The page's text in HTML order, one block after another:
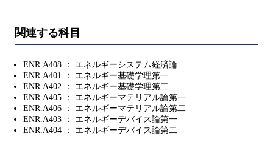
関連する科目
ENR.A408 ： エネルギーシステム経済論
ENR.A401 ： エネルギー基礎学理第一
ENR.A402 ： エネルギー基礎学理第二
ENR.A405 ： エネルギーマテリアル論第一
ENR.A406 ： エネルギーマテリアル論第二
ENR.A403 ： エネルギーデバイス論第一
ENR.A404 ： エネルギーデバイス論第二